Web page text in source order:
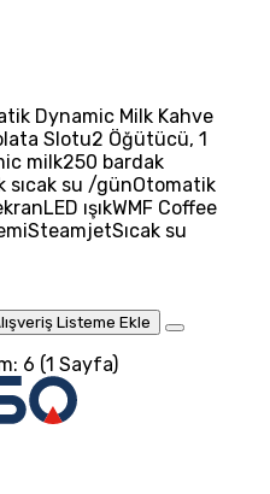
Dynamic Milk Kahve
Slotu2 Öğütücü, 1
milk250 bardak
su /günOtomatik
ışıkWMF Coffee
su
Listeme Ekle
6 (1 Sayfa)